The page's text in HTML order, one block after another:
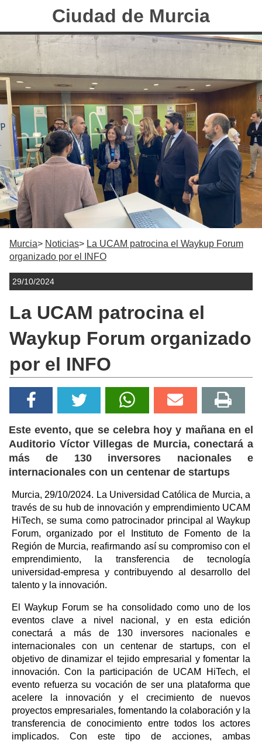
Ciudad de Murcia
Murcia Noticias
La UCAM patrocina el Waykup Forum
organizado por el INFO
29/10/2024
La UCAM patrocina el
Waykup Forum organizado
por el INFO
Este evento, que se celebra hoy y mañana en el
Auditorio Víctor Villegas de Murcia, conectará a
más de 130 inversores nacionales e
internacionales con un centenar de startups
Murcia, 29/10/2024. La Universidad Católica de Murcia, a
través de su hub de innovación y emprendimiento UCAM
HiTech, se suma como patrocinador principal al Waykup
Forum, organizado por el Instituto de Fomento de la
Región de Murcia, reafirmando así su compromiso con el
emprendimiento, la transferencia de tecnología
universidad-empresa y contribuyendo al desarrollo del
talento y la innovación.
El Waykup Forum se ha consolidado como uno de los
eventos clave a nivel nacional, y en esta edición
conectará a más de 130 inversores nacionales e
internacionales con un centenar de startups, con el
objetivo de dinamizar el tejido empresarial y fomentar la
innovación. Con la participación de UCAM HiTech, el
evento refuerza su vocación de ser una plataforma que
acelere la innovación y el crecimiento de nuevos
proyectos empresariales, fomentando la colaboración y la
transferencia de conocimiento entre todos los actores
implicados. Con este tipo de acciones, ambas